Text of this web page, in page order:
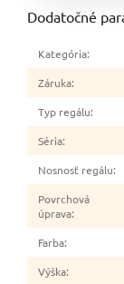
Dodatočné
Kategória:
Záruka:
Typ regálu:
Séria:
Nosnosť regálu:
Povrchová
úprava:
Farba:
Výška: